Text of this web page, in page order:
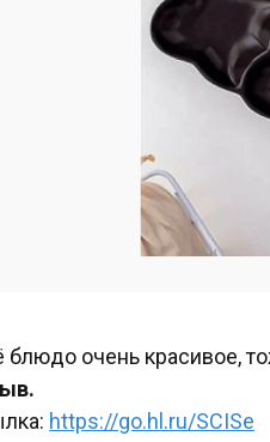
очень красивое,
https://go.hl.ru/SCISe